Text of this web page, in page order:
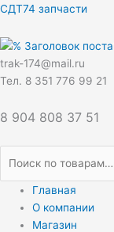
Перейти
содержимому
СДТ74 запчасти
trak-174@mail.ru
Тел. 8 351 776 99 21
8 904 808 37 51
Искать:
Главная
О компании
Магазин